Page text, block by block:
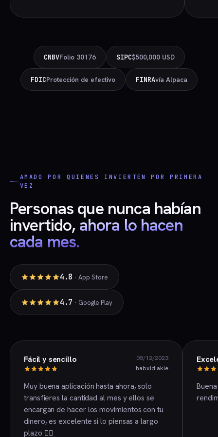
CNBVFolio 30176 SIPC$500,000 USD
FDICProtección de efectivo FINRAvía Alpaca
AMADO POR QUIENES INVIERTEN POR PRIMERA
VEZ
Personas que nunca habían
invertido, ahora lo hacen
cada mes.
4.8 · App Store
4.7 · Google Play
Fácil y sencillo
05/12/2023
habxid akie
Muy buena aplicación hasta ahora, solo
transfieres la cantidad al mes y ellos se
encargan de hacer los movimientos con tu
dinero, es excelente si lo piensas a largo
plazo 👍🏻